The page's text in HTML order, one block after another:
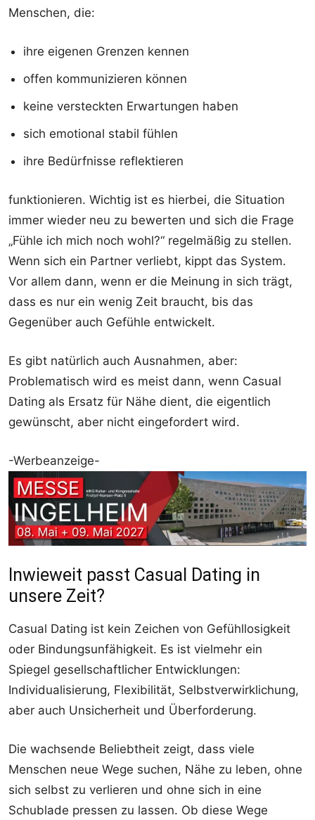
Menschen, die:
ihre eigenen Grenzen kennen
offen kommunizieren können
keine versteckten Erwartungen haben
sich emotional stabil fühlen
ihre Bedürfnisse reflektieren
funktionieren. Wichtig ist es hierbei, die Situation
immer wieder neu zu bewerten und sich die Frage
„Fühle ich mich noch wohl?“ regelmäßig zu stellen.
Wenn sich ein Partner verliebt, kippt das System.
Vor allem dann, wenn er die Meinung in sich trägt,
dass es nur ein wenig Zeit braucht, bis das
Gegenüber auch Gefühle entwickelt.
Es gibt natürlich auch Ausnahmen, aber:
Problematisch wird es meist dann, wenn Casual
Dating als Ersatz für Nähe dient, die eigentlich
gewünscht, aber nicht eingefordert wird.
-Werbeanzeige-
Inwieweit passt Casual Dating in
unsere Zeit?
Casual Dating ist kein Zeichen von Gefühllosigkeit
oder Bindungsunfähigkeit. Es ist vielmehr ein
Spiegel gesellschaftlicher Entwicklungen:
Individualisierung, Flexibilität, Selbstverwirklichung,
aber auch Unsicherheit und Überforderung.
Die wachsende Beliebtheit zeigt, dass viele
Menschen neue Wege suchen, Nähe zu leben, ohne
sich selbst zu verlieren und ohne sich in eine
Schublade pressen zu lassen. Ob diese Wege